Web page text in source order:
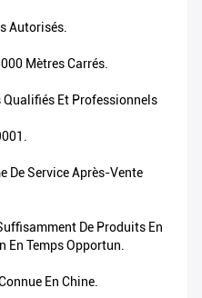
Autorisés.
Mètres Carrés.
Qualifiés Et Professionnels
De Service Après-Vente
De Produits En
En Temps Opportun.
En Chine.